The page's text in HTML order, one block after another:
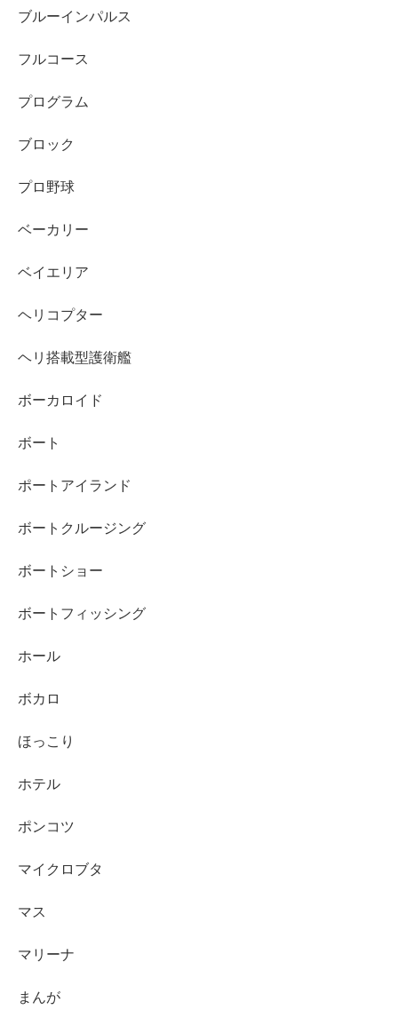
ブルーインパルス
フルコース
プログラム
ブロック
プロ野球
ベーカリー
ベイエリア
ヘリコプター
ヘリ搭載型護衛艦
ボーカロイド
ボート
ポートアイランド
ボートクルージング
ボートショー
ボートフィッシング
ホール
ボカロ
ほっこり
ホテル
ポンコツ
マイクロブタ
マス
マリーナ
まんが